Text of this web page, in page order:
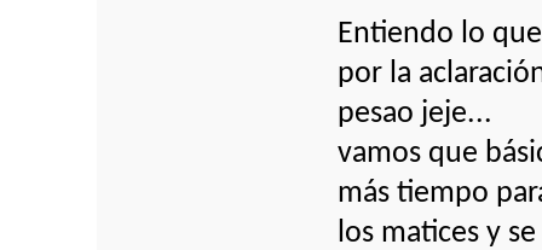
Entiendo lo
por la
pesao jeje...
vamos que
más tiempo
los matices y